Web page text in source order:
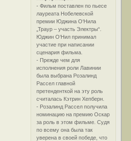
- Фильм поставлен по пьесе
лауреата Нобелевской
премии Юджина О‘Нила
„Траур – участь Электры“.
Юджин О‘Нил принимал
участие при написании
сценария фильма.
- Прежде чем для
исполнения роли Лавинии
была выбрана Розалинд
Рассел главной
претенденткой на эту роль
считалась Кэтрин Хепберн.
- Розалинд Рассел получила
номинацию на премию Оскар
за роль в этом фильме. Судя
по всему она была так
уверена в своей победе, что